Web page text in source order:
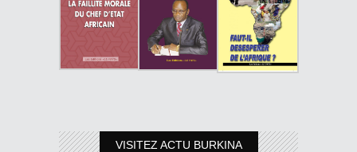
VISITEZ ACTU BURKINA